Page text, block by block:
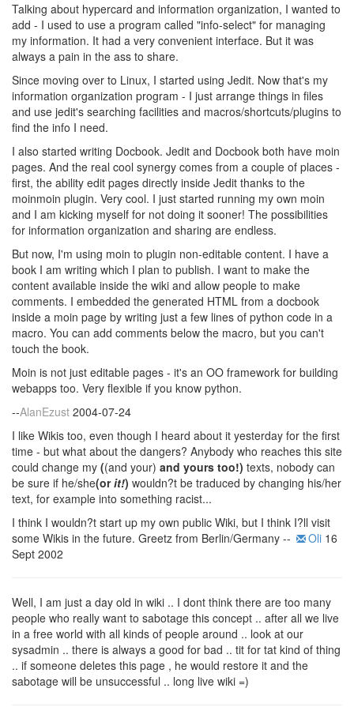
Talking about hypercard and information organization, I wanted to
add - I used to use a program called "info-select" for managing
my information. It had a very convenient interface. But it was
always a pain in the ass to share.
Since moving over to Linux, I started using Jedit. Now that's my
information organization program - I just arrange things in files
and use jedit's searching facilities and macros/shortcuts/plugins to
find the info I need.
I also started writing Docbook. Jedit and Docbook both have moin
pages. And the real cool synergy comes from a couple of places -
first, the ability edit pages directly inside Jedit thanks to the
moinmoin plugin. Very cool. I just started running my own moin
and I am kicking myself for not doing it sooner! The possibilities
for information organization and sharing are endless.
But now, I'm using moin to plugin non-editable content. I have a
book I am writing which I plan to publish. I want to make the
content available inside the wiki and allow people to make
comments. I embedded the generated HTML from a docbook
inside a moin page by writing just a few lines of python code in a
macro. You can add comments below the macro, but you can't
touch the book.
Moin is not just editable pages - it's an OO framework for building
webapps too. Very flexible if you know python.
--AlanEzust 2004-07-24
I like Wikis too, even though I heard about it yesterday for the first
time - but what about the dangers? Anybody who reaches this site
could change my ((and your) and yours too!) texts, nobody can
be sure if he/she(orit!) wouldn?t be traduced by changing his/her
text, for example into something racist...
I think I wouldn?t start up my own public Wiki, but I think I?ll visit
some Wikis in the future. Greetz from Berlin/Germany -- Oli16
Sept 2002
Well, I am just a day old in wiki .. I dont think there are too many
people who really want to sabotage this concept .. after all we live
in a free world with all kinds of people around .. look at our
sysadmin .. there is always a good for bad .. tit for tat kind of thing
.. if someone deletes this page , he would restore it and the
sabotage will be unsuccessful .. long live wiki =)